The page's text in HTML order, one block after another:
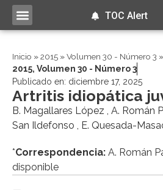
TOC Alert
Inicio »2015 »Volumen 30 - Número 3 »
2015, Volumen 30 - Número 3
Publicado en: diciembre 17, 2025
Artritis idiopática
B. Magallares López , A. Román
San Ildefonso , E. Quesada-
*Correspondencia: A. Román
disponible